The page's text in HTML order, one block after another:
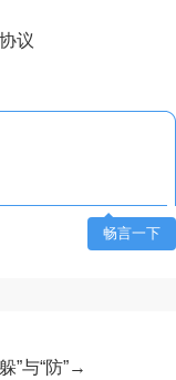
议
畅言一下
”与“防”→